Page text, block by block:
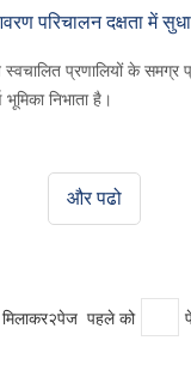
परिचालन दक्षता में
प्रणालियों के समग्र
निभाता है।
और पढो
पहले को